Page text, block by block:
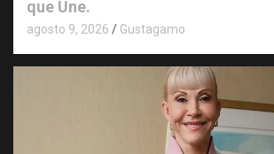
que Une.
agosto 9, 2026 Gustagamo